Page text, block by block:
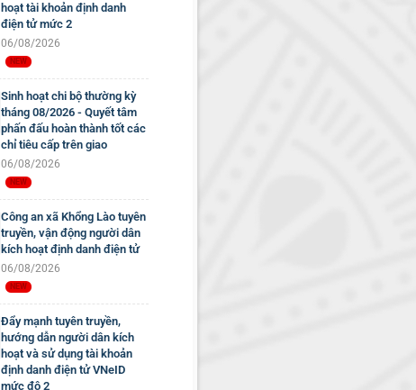
hoạt tài khoản định danh
điện tử mức 2
06/08/2026
Sinh hoạt chi bộ thường kỳ
tháng 08/2026 - Quyết tâm
phấn đấu hoàn thành tốt các
chỉ tiêu cấp trên giao
06/08/2026
Công an xã Khổng Lào tuyên
truyền, vận động người dân
kích hoạt định danh điện tử
06/08/2026
Đẩy mạnh tuyên truyền,
hướng dẫn người dân kích
hoạt và sử dụng tài khoản
định danh điện tử VNeID
mức độ 2